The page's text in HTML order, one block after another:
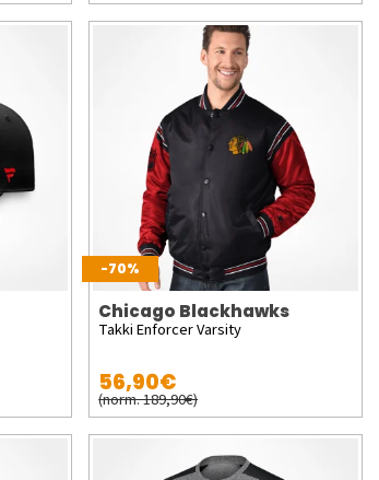
-70%
Chicago Blackhawks
Takki Enforcer Varsity
56,90€
(norm. 189,90€)